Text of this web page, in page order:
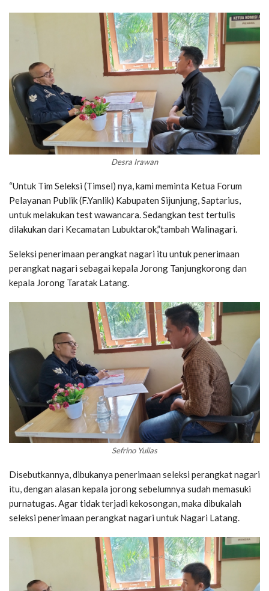
Desra Irawan
“Untuk Tim Seleksi (Timsel) nya, kami meminta Ketua Forum
Pelayanan Publik (F.Yanlik) Kabupaten Sijunjung, Saptarius,
untuk melakukan test wawancara. Sedangkan test tertulis
dilakukan dari Kecamatan Lubuktarok,”tambah Walinagari.
Seleksi penerimaan perangkat nagari itu untuk penerimaan
perangkat nagari sebagai kepala Jorong Tanjungkorong dan
kepala Jorong Taratak Latang.
Sefrino Yulias
Disebutkannya, dibukanya penerimaan seleksi perangkat nagari
itu, dengan alasan kepala jorong sebelumnya sudah memasuki
purnatugas. Agar tidak terjadi kekosongan, maka dibukalah
seleksi penerimaan perangkat nagari untuk Nagari Latang.